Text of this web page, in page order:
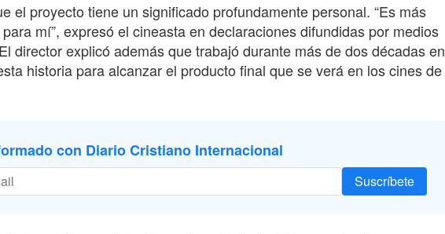
el proyecto tiene un significado profundamente personal. “Es más
mí”, expresó el cineasta en declaraciones difundidas por medios
director explicó además que trabajó durante más de dos décadas en
historia para alcanzar el producto final que se verá en los cines de
con Diario Cristiano Internacional
Suscríbete